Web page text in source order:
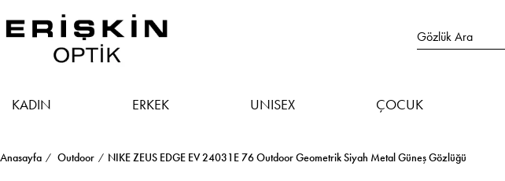
KADIN ERKEK UNISEX ÇOCUK
Anasayfa Outdoor NIKE ZEUS EDGE EV 24031E 76 Outdoor Geometrik Siyah Metal Güneş Gözlüğü